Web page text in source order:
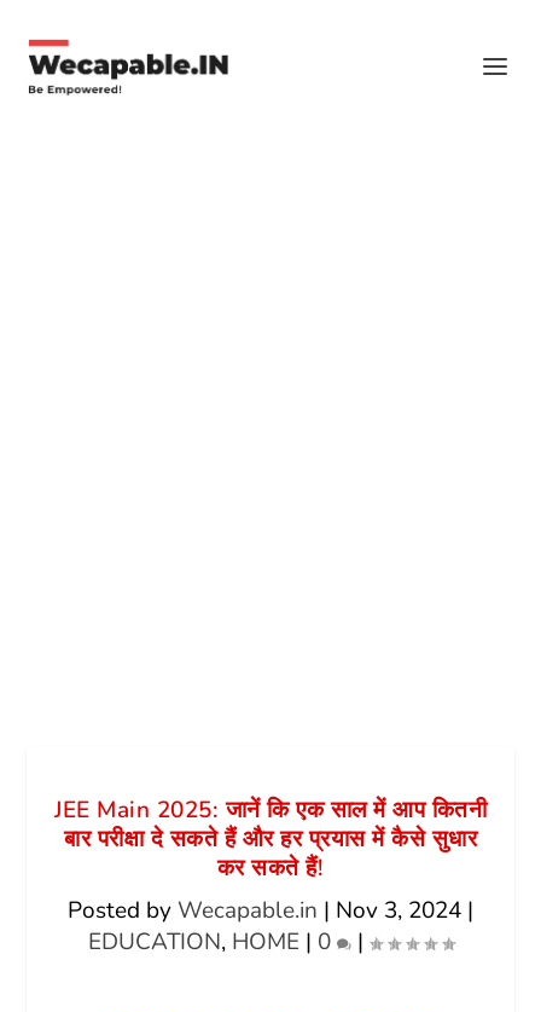
JEE Main 2025: जानें कि एक साल में आप कितनी
बार परीक्षा दे सकते हैं और हर प्रयास में कैसे सुधार
कर सकते हैं!
Posted by Wecapable.in | Nov 3, 2024 |
EDUCATION, HOME| 0 |